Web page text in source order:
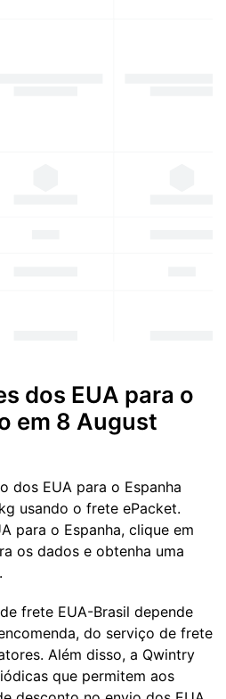
dos EUA para o
em 8 August
dos EUA para o Espanha
usando o frete ePacket.
para o Espanha, clique em
os dados e obtenha uma
frete EUA-Brasil depende
do serviço de frete
Além disso, a Qwintry
que permitem aos